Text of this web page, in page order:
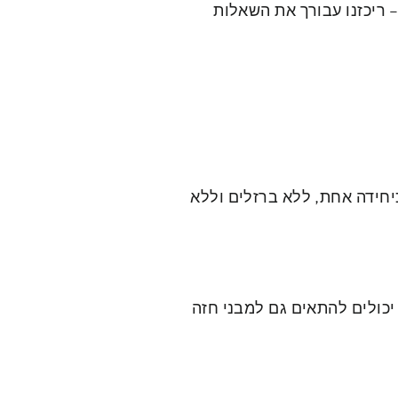
ריכזנו עבורך את השאלות
אחת, ללא ברזלים וללא
להתאים גם למבני חזה